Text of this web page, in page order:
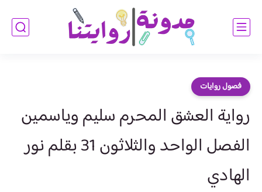
فصول روايات
رواية العشق المحرم سليم وياسمين
الفصل الواحد والثلاثون 31 بقلم نور
الهادي